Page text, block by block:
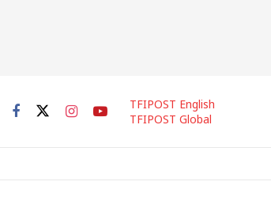
TFIPOST English
TFIPOST Global